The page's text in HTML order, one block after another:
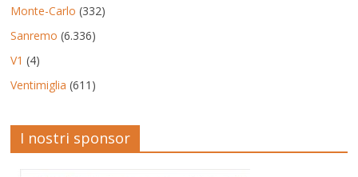
Monte-Carlo (332)
Sanremo (6.336)
V1 (4)
Ventimiglia (611)
I nostri sponsor